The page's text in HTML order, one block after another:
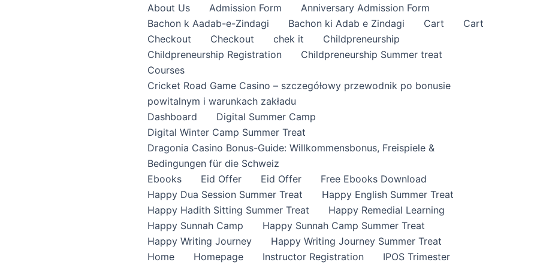
About Us Admission Form
Anniversary Admission Form
Bachon k Aadab-e-Zindagi
Bachon ki Adab e Zindagi Cart
Cart
Checkout
Checkout chek it
Childpreneurship
Childpreneurship Registration
Childpreneurship Summer treat
Courses
Cricket Road Game Casino – szczegółowy przewodnik po bonusie
powitalnym i warunkach zakładu
Dashboard
Digital Summer Camp
Digital Winter Camp Summer Treat
Dragonia Casino Bonus-Guide: Willkommensbonus, Freispiele &
Bedingungen für die Schweiz
Ebooks
Eid Offer Eid Offer
Free Ebooks Download
Happy Dua Session Summer Treat
Happy English Summer Treat
Happy Hadith Sitting Summer Treat
Happy Remedial Learning
Happy Sunnah Camp
Happy Sunnah Camp Summer Treat
Happy Writing Journey
Happy Writing Journey Summer Treat
Home
Homepage Instructor Registration
IPOS Trimester